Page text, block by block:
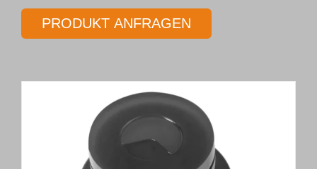
Typ 110
PRODUKT ANFRAGEN